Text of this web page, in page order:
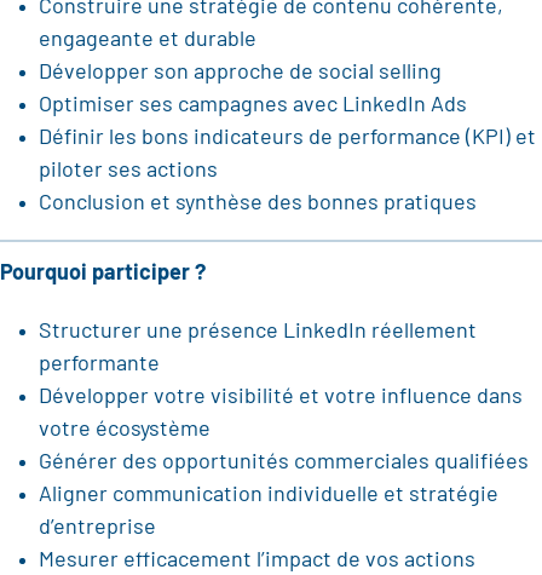
Construire une stratégie de contenu cohérente,
engageante et durable
Développer son approche de social selling
Optimiser ses campagnes avec LinkedIn Ads
Définir les bons indicateurs de performance (KPI) et
piloter ses actions
Conclusion et synthèse des bonnes pratiques
Pourquoi participer ?
Structurer une présence LinkedIn réellement
performante
Développer votre visibilité et votre influence dans
votre écosystème
Générer des opportunités commerciales qualifiées
Aligner communication individuelle et stratégie
d’entreprise
Mesurer efficacement l’impact de vos actions